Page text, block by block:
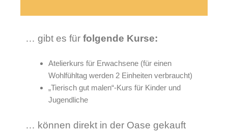
… gibt es für folgende Kurse:
Atelierkurs für Erwachsene (für einen
Wohlfühltag werden 2 Einheiten verbraucht)
„Tierisch gut malen“-Kurs für Kinder und
Jugendliche
… können direkt in der Oase gekauft